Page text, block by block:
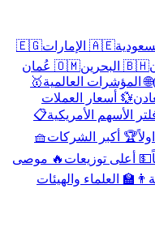
🇦🇪 الإمارات
🇪🇬
🇧🇭 البحرين
🇴🇲 عُمان
🌐 المؤشرات العالمية🥇
💱 أسعار العملات
الأسهم الأمريكية📋
🏆 أكبر الشركات🧺
💵 أعلى توزيعات 🔥 موصى
👨‍🏫 العلماء والهيئات